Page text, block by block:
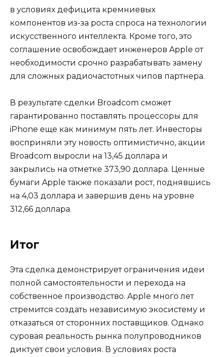
в условиях дефицита кремниевых
компонентов из-за роста спроса на технологии
искусственного интеллекта. Кроме того, это
соглашение освобождает инженеров Apple от
необходимости срочно разрабатывать замену
для сложных радиочастотных чипов партнера.
В результате сделки Broadcom сможет
гарантированно поставлять процессоры для
iPhone еще как минимум пять лет. Инвесторы
восприняли эту новость оптимистично, акции
Broadcom выросли на 13,45 доллара и
закрылись на отметке 373,90 доллара. Ценные
бумаги Apple также показали рост, поднявшись
на 4,03 доллара и завершив день на уровне
312,66 доллара.
Итог
Эта сделка демонстрирует ограничения идеи
полной самостоятельности и перехода на
собственное производство. Apple много лет
стремится создать независимую экосистему и
отказаться от сторонних поставщиков. Однако
суровая реальность рынка полупроводников
диктует свои условия. В условиях роста